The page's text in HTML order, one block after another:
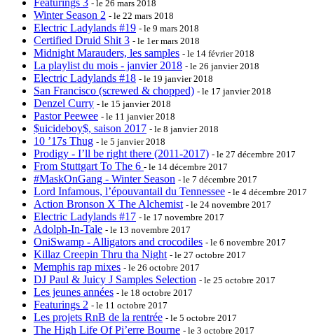
Featurings 3 - le 26 mars 2018
Winter Season 2 - le 22 mars 2018
Electric Ladylands #19 - le 9 mars 2018
Certified Druid Shit 3 - le 1er mars 2018
Midnight Marauders, les samples - le 14 février 2018
La playlist du mois - janvier 2018 - le 26 janvier 2018
Electric Ladylands #18 - le 19 janvier 2018
San Francisco (screwed & chopped) - le 17 janvier 2018
Denzel Curry - le 15 janvier 2018
Pastor Peewee - le 11 janvier 2018
$uicideboy$, saison 2017 - le 8 janvier 2018
10 ’17s Thug - le 5 janvier 2018
Prodigy - I’ll be right there (2011-2017) - le 27 décembre 2017
From Stuttgart To The 6 - le 14 décembre 2017
#MaskOnGang - Winter Season - le 7 décembre 2017
Lord Infamous, l’épouvantail du Tennessee - le 4 décembre 2017
Action Bronson X The Alchemist - le 24 novembre 2017
Electric Ladylands #17 - le 17 novembre 2017
Adolph-In-Tale - le 13 novembre 2017
OniSwamp - Alligators and crocodiles - le 6 novembre 2017
Killaz Creepin Thru tha Night - le 27 octobre 2017
Memphis rap mixes - le 26 octobre 2017
DJ Paul & Juicy J Samples Selection - le 25 octobre 2017
Les jeunes années - le 18 octobre 2017
Featurings 2 - le 11 octobre 2017
Les projets RnB de la rentrée - le 5 octobre 2017
The High Life Of Pi’erre Bourne - le 3 octobre 2017